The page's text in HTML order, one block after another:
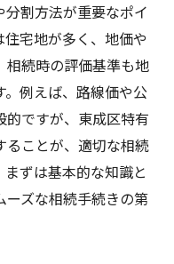
の選び方とは
の特徴を解説
のポイント集
め方ガイド
段取りを把握
を具体的に解説
を押さえよう
割方法が重要なポイ
宅地が多く、地価や
相続時の評価基準も地
例えば、路線価や公
的ですが、東成区特有
ることが、適切な相続
ずは基本的な知識と
ズな相続手続きの第